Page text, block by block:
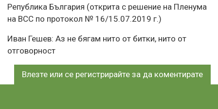
Република България (открита с решение на Пленума
на ВСС по протокол № 16/15.07.2019 г.)
Иван Гешев: Аз не бягам нито от битки, нито от
отговорност
Влезте или се регистрирайте за да коментирате